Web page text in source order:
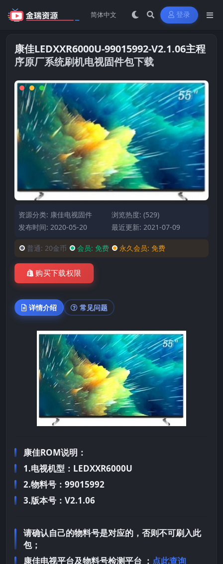
登录
康佳LEDXXR6000U-99015992-V2.1.06主程
序原厂系统刷机电视固件包下载
资源分类: 康佳电视固件
浏览热度: (529)
发布时间: 2020-05-20
最近更新: 2021-07-09
普通: 20金币 会员: 免费 永久会员: 免费
购买下载权限
详情介绍 常见问题
康佳ROM说明：
1.电视机型：LEDXXR6000U
2.物料号：99015992
3.版本号：V2.1.06
请确认自己的物料号是对应的，否则不可刷入此
包；
康佳电视平台及物料号检测平台 ： 点此查询